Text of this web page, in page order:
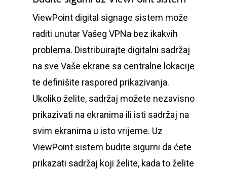
ViewPoint digital signage sistem može
raditi unutar Vašeg VPNa bez ikakvih
problema. Distribuirajte digitalni sadržaj
na sve Vaše ekrane sa centralne lokacije
te definišite raspored prikazivanja.
Ukoliko želite, sadržaj možete nezavisno
prikazivati na ekranima ili isti sadržaj na
svim ekranima u isto vrijeme. Uz
ViewPoint sistem budite sigurni da ćete
prikazati sadržaj koji želite, kada to želite